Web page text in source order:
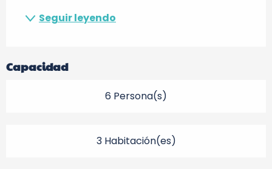
Seguir leyendo
Capacidad
6 Persona(s)
3 Habitación(es)